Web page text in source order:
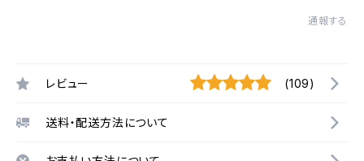
通報する
レビュー (109)
送料・配送方法について